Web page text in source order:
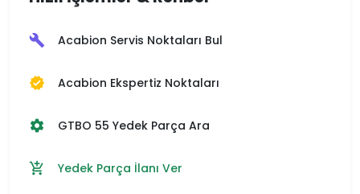
build Acabion Servis Noktaları Bul
verified Acabion Ekspertiz Noktaları
settings GTBO 55 Yedek Parça Ara
add_shopping_cart Yedek Parça İlanı Ver